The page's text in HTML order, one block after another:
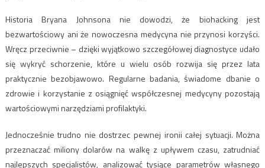
Historia Bryana Johnsona nie dowodzi, że biohacking jest
bezwartościowy ani że nowoczesna medycyna nie przynosi korzyści.
Wręcz przeciwnie – dzięki wyjątkowo szczegółowej diagnostyce udało
się wykryć schorzenie, które u wielu osób rozwija się przez lata
praktycznie bezobjawowo. Regularne badania, świadome dbanie o
zdrowie i korzystanie z osiągnięć współczesnej medycyny pozostają
wartościowymi narzędziami profilaktyki.
Jednocześnie trudno nie dostrzec pewnej ironii całej sytuacji. Można
przeznaczać miliony dolarów na walkę z upływem czasu, zatrudniać
najlepszych specjalistów, analizować tysiące parametrów własnego